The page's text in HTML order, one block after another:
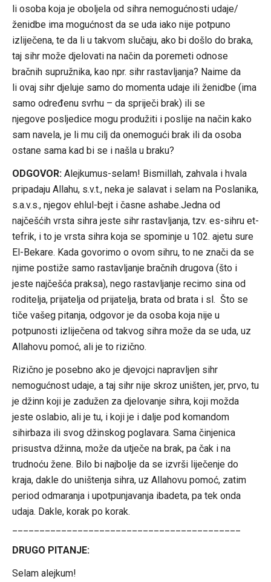
li osoba koja je oboljela od sihra nemogućnosti udaje/
ženidbe ima mogućnost da se uda iako nije potpuno
izliječena, te da li u takvom slučaju, ako bi došlo do braka,
taj sihr može djelovati na način da poremeti odnose
bračnih supružnika, kao npr. sihr rastavljanja? Naime da
li ovaj sihr djeluje samo do momenta udaje ili ženidbe (ima
samo određenu svrhu – da spriječi brak) ili se
njegove posljedice mogu produžiti i poslije na način kako
sam navela, je li mu cilj da onemogući brak ili da osoba
ostane sama kad bi se i našla u braku?
ODGOVOR:Alejkumus-selam! Bismillah, zahvala i hvala
pripadaju Allahu, s.v.t., neka je salavat i selam na Poslanika,
s.a.v.s., njegov ehlul-bejt i časne ashabe.Jedna od
najčešćih vrsta sihra jeste sihr rastavljanja, tzv. es-sihru et-
tefrik, i to je vrsta sihra koja se spominje u 102. ajetu sure
El-Bekare. Kada govorimo o ovom sihru, to ne znači da se
njime postiže samo rastavljanje bračnih drugova (što i
jeste najčešća praksa), nego rastavljanje recimo sina od
roditelja, prijatelja od prijatelja, brata od brata i sl. Što se
tiče vašeg pitanja, odgovor je da osoba koja nije u
potpunosti izliječena od takvog sihra može da se uda, uz
Allahovu pomoć, ali je to rizično.
Rizično je posebno ako je djevojci napravljen sihr
nemogućnost udaje, a taj sihr nije skroz uništen, jer, prvo, tu
je džinn koji je zadužen za djelovanje sihra, koji možda
jeste oslabio, ali je tu, i koji je i dalje pod komandom
sihirbaza ili svog džinskog poglavara. Sama činjenica
prisustva džinna, može da utječe na brak, pa čak i na
trudnoću žene. Bilo bi najbolje da se izvrši liječenje do
kraja, dakle do uništenja sihra, uz Allahovu pomoć, zatim
period odmaranja i upotpunjavanja ibadeta, pa tek onda
udaja. Dakle, korak po korak.
DRUGO PITANJE:
Selam alejkum!